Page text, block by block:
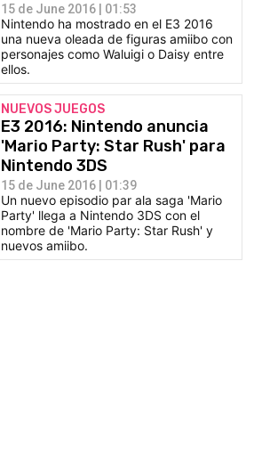
15 de June 2016 | 01:53
Nintendo ha mostrado en el E3 2016
una nueva oleada de figuras amiibo con
personajes como Waluigi o Daisy entre
ellos.
NUEVOS JUEGOS
E3 2016: Nintendo anuncia
'Mario Party: Star Rush' para
Nintendo 3DS
15 de June 2016 | 01:39
Un nuevo episodio par ala saga 'Mario
Party' llega a Nintendo 3DS con el
nombre de 'Mario Party: Star Rush' y
nuevos amiibo.